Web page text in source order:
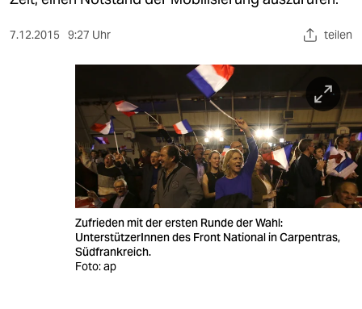
veranstaltungen
7.12.2015 9:27 Uhr teilen
Zufrieden mit der ersten Runde der Wahl:
UnterstützerInnen des Front National in Carpentras,
Südfrankreich.
Foto: ap